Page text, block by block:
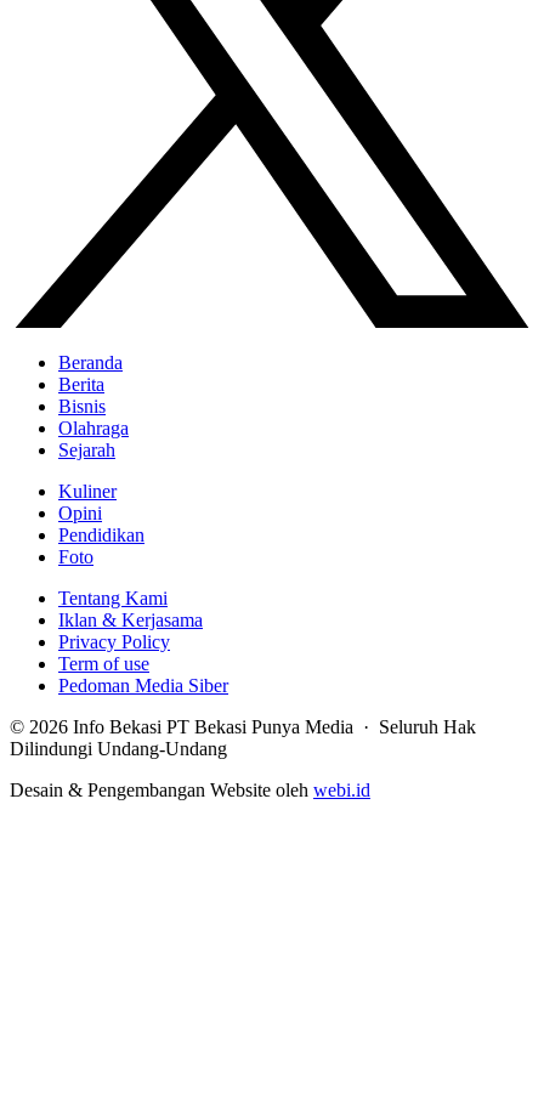
Beranda
Berita
Bisnis
Olahraga
Sejarah
Kuliner
Opini
Pendidikan
Foto
Tentang Kami
Iklan & Kerjasama
Privacy Policy
Term of use
Pedoman Media Siber
© 2026 Info Bekasi PT Bekasi Punya Media · Seluruh Hak
Dilindungi Undang-Undang
Desain & Pengembangan Website oleh webi.id